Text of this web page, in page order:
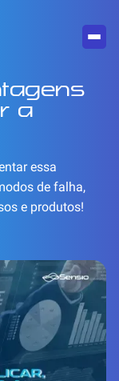
a
essa
de falha,
e produtos!